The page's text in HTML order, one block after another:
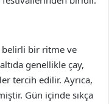
belirli bir ritme ve
genellikle çay,
tercih edilir. Ayrıca,
Gün içinde sıkça